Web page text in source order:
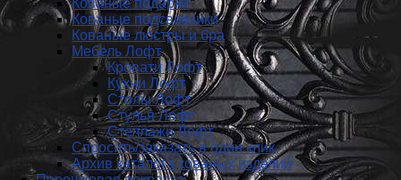
Кованые подсвечники
Кованые люстры и бра
Мебель Лофт
Кровати Лофт
Кухни Лофт
Столы Лофт
Стулья Лофт
Стеллажи Лофт
Спросить/заказать в один клик
Архив каталога кованых изделий